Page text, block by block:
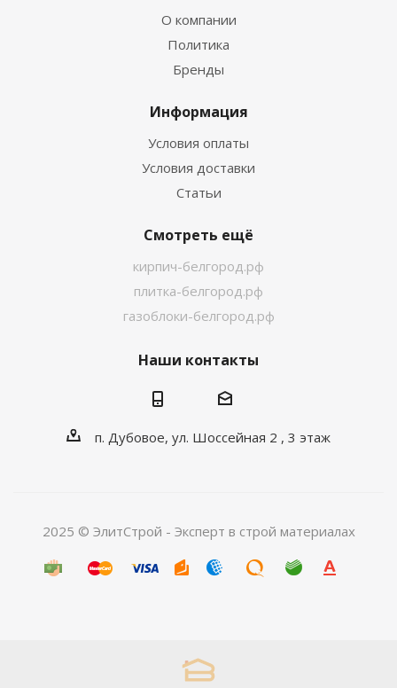
О компании
Политика
Бренды
Информация
Условия оплаты
Условия доставки
Статьи
Смотреть ещё
кирпич-белгород.рф
плитка-белгород.рф
газоблоки-белгород.рф
Наши контакты
п. Дубовое, ул. Шоссейная 2 , 3 этаж
2025 © ЭлитСтрой - Эксперт в строй материалах